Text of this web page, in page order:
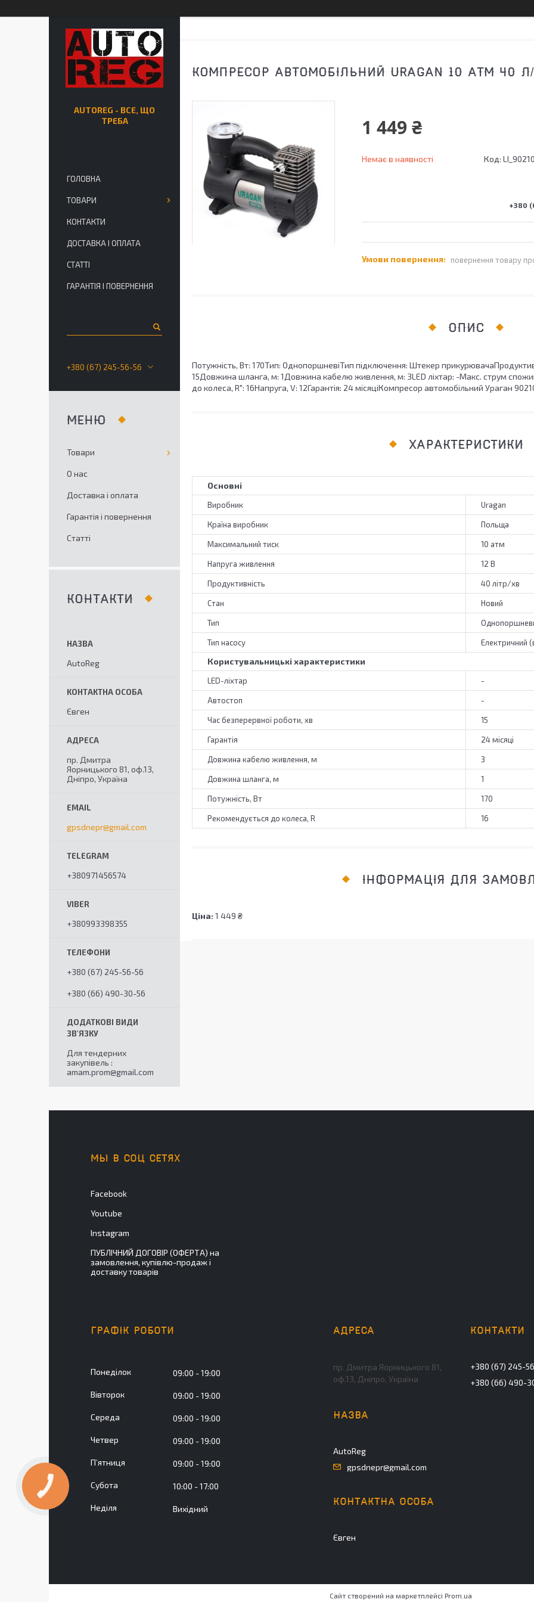
КОМПРЕСОР АВТОМОБІЛЬНИЙ URAGAN 10 АТМ 40 Л/
1 449 ₴
Немає в наявності Код: LI_90210
+380
повернення товару
ОПИС
Потужність, Вт: 170Тип: ОднопоршневіТип підключення: Штекер
15Довжина шланга, м: 1Довжина кабелю живлення, м: 3LED ліхтар: -Макс. струм
до колеса, R": 16Напруга, V: 12Гарантія: 24 місяціКомпресор автомобільний Ураган
ХАРАКТЕРИСТИКИ
Основні
Виробник Uragan
Країна виробник Польща
Максимальний тиск 10 атм
Напруга живлення 12 В
Продуктивність 40 літр/хв
Стан Новий
Тип
Тип насосу Електричний
Користувальницькі характеристики
LED-ліхтар -
Автостоп -
Час безперервної роботи, хв 15
Гарантія 24 місяці
Довжина кабелю живлення, м 3
Довжина шланга, м 1
Потужність, Вт 170
Рекомендується до колеса, R 16
ІНФОРМАЦІЯ ДЛЯ
Ціна: 1 449 ₴
AUTOREG - ВСЕ, ЩО
ТРЕБА
ГОЛОВНА
ТОВАРИ
КОНТАКТИ
ДОСТАВКА І ОПЛАТА
СТАТТІ
ГАРАНТІЯ І ПОВЕРНЕННЯ
+380 (67) 245-56-56
Товари
О нас
Доставка і оплата
Гарантія і повернення
Статті
КОНТАКТИ
AutoReg
Євген
пр. Дмитра
Яорницького 81, оф.13,
Дніпро, Україна
gpsdnepr@gmail.com
+380971456574
+380993398355
+380 (67) 245-56-56
+380 (66) 490-30-56
Для тендерних
закупівель
amam.prom@gmail.com
МЫ В СОЦ СЕТЯХ
Facebook
Youtube
Instagram
ПУБЛІЧНИЙ ДОГОВІР (ОФЕРТА) на
замовлення, купівлю-продаж і
доставку товарів
ГРАФІК РОБОТИ
Понеділок 09:00 19:00
Вівторок 09:00 19:00
Середа 09:00 19:00
Четвер 09:00 19:00
Пʼятниця 09:00 19:00
Субота 10:00 17:00
Неділя Вихідний
пр. Дмитра Яорницького 81,
оф.13, Дніпро, Україна
AutoReg
gpsdnepr@gmail.com
Євген
+380 (67) 245-
+380 (66) 490-
Сайт створений на маркетплейсі Prom.ua